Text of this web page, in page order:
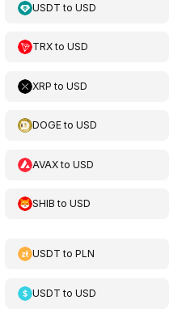
USDT toUSD
TRXtoUSD
XRP toUSD
DOGEtoUSD
AVAXtoUSD
SHIB toUSD
USDT toPLN
USDT toUSD